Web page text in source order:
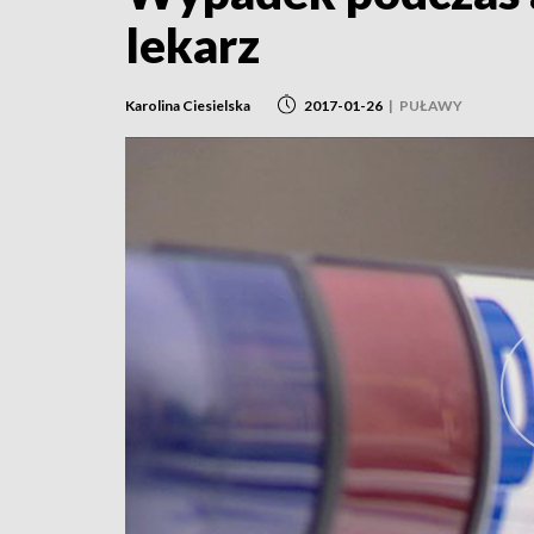
lekarz
Karolina Ciesielska 2017-01-26 | PUŁAWY